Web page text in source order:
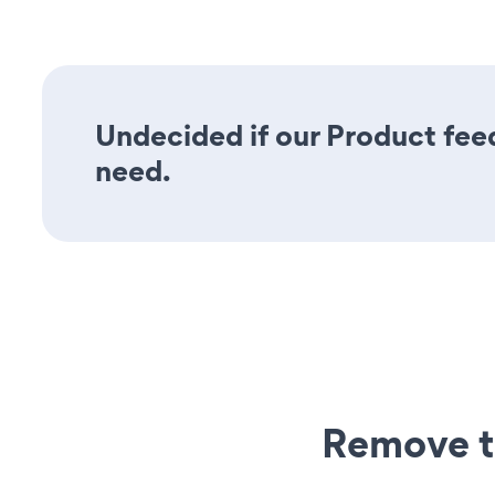
Undecided if our Product
need.
Remove